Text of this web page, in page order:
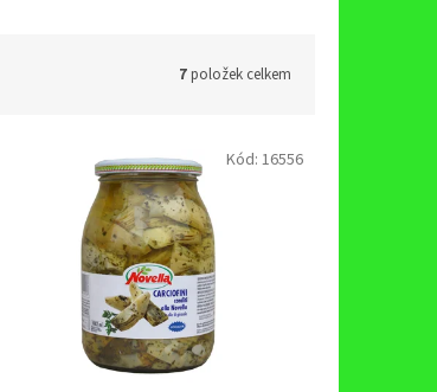
7položek celkem
Kód: 16556